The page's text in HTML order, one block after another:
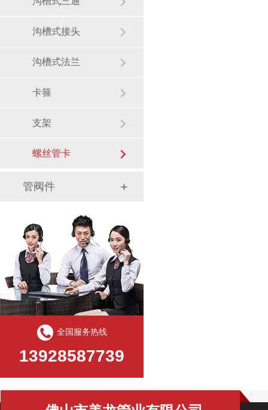
沟槽式接头
沟槽式法兰
卡箍
支架
螺丝管卡
管阀件
全国服务热线
13928587739